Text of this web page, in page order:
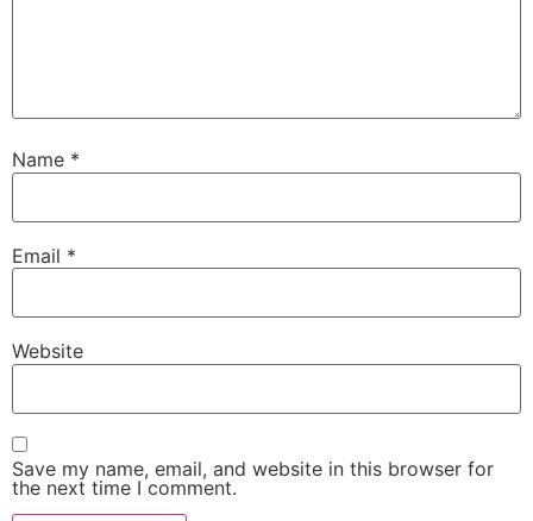
Name *
Email *
Website
Save my name, email, and website in this browser for
the next time I comment.